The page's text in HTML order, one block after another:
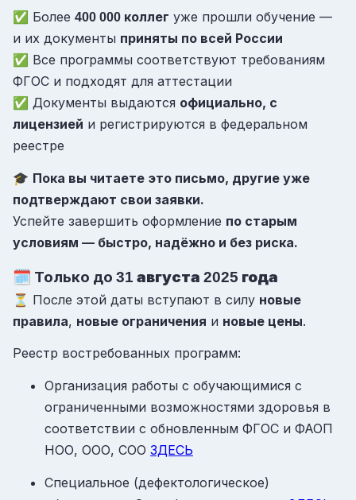
✅ Более 400 000 коллег уже прошли обучение —
и их документы приняты по всей России
✅ Все программы соответствуют требованиям
ФГОС и подходят для аттестации
✅ Документы выдаются официально, с
лицензией и регистрируются в федеральном
реестре
🎓 Пока вы читаете это письмо, другие уже
подтверждают свои заявки.
Успейте завершить оформление по старым
условиям — быстро, надёжно и без риска.
🗓️ Только до 31 августа 2025 года
⏳ После этой даты вступают в силу новые
правила, новые ограничения и новые цены.
Реестр востребованных программ:
Организация работы с обучающимися с
ограниченными возможностями здоровья в
соответствии с обновленным ФГОС и ФАОП
НОО, ООО, СОО ЗДЕСЬ
Специальное (дефектологическое)